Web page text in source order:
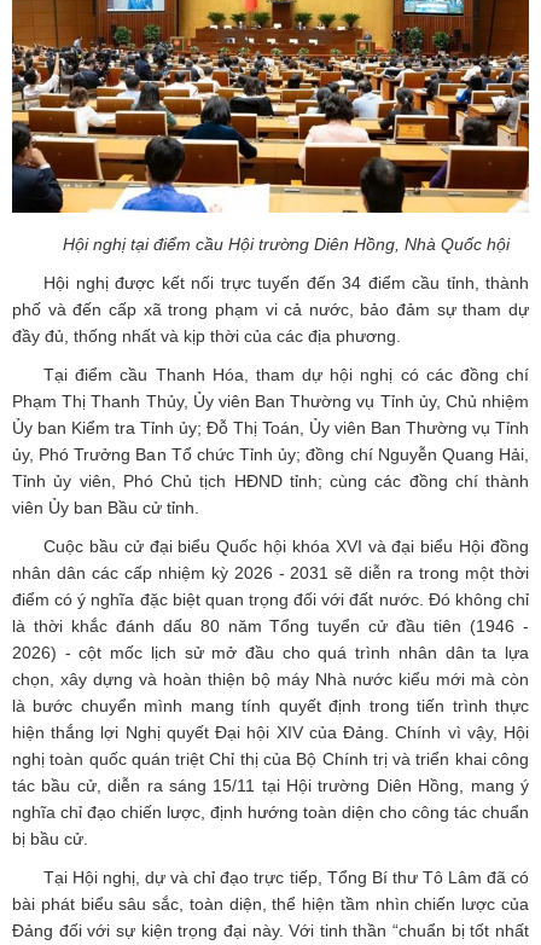
Hội nghị tại điểm cầu Hội trường Diên Hồng, Nhà Quốc hội
Hội nghị được kết nối trực tuyến đến 34 điểm cầu tỉnh, thành
phố và đến cấp xã trong phạm vi cả nước, bảo đảm sự tham dự
đầy đủ, thống nhất và kịp thời của các địa phương.
Tại điểm cầu Thanh Hóa, tham dự hội nghị có các đồng chí
Phạm Thị Thanh Thủy, Ủy viên Ban Thường vụ Tỉnh ủy, Chủ nhiệm
Ủy ban Kiểm tra Tỉnh ủy; Đỗ Thị Toán, Ủy viên Ban Thường vụ Tỉnh
ủy, Phó Trưởng Ban Tổ chức Tỉnh ủy; đồng chí Nguyễn Quang Hải,
Tỉnh ủy viên, Phó Chủ tịch HĐND tỉnh; cùng các đồng chí thành
viên Ủy ban Bầu cử tỉnh.
Cuộc bầu cử đại biểu Quốc hội khóa XVI và đại biểu Hội đồng
nhân dân các cấp nhiệm kỳ 2026 - 2031 sẽ diễn ra trong một thời
điểm có ý nghĩa đặc biệt quan trọng đối với đất nước. Đó không chỉ
là thời khắc đánh dấu 80 năm Tổng tuyển cử đầu tiên (1946 -
2026) - cột mốc lịch sử mở đầu cho quá trình nhân dân ta lựa
chọn, xây dựng và hoàn thiện bộ máy Nhà nước kiểu mới mà còn
là bước chuyển mình mang tính quyết định trong tiến trình thực
hiện thắng lợi Nghị quyết Đại hội XIV của Đảng. Chính vì vậy, Hội
nghị toàn quốc quán triệt Chỉ thị của Bộ Chính trị và triển khai công
tác bầu cử, diễn ra sáng 15/11 tại Hội trường Diên Hồng, mang ý
nghĩa chỉ đạo chiến lược, định hướng toàn diện cho công tác chuẩn
bị bầu cử.
Tại Hội nghị, dự và chỉ đạo trực tiếp, Tổng Bí thư Tô Lâm đã có
bài phát biểu sâu sắc, toàn diện, thể hiện tầm nhìn chiến lược của
Đảng đối với sự kiện trọng đại này. Với tinh thần “chuẩn bị tốt nhất